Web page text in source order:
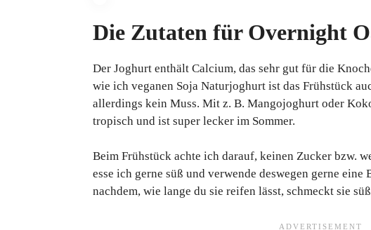
Die Zutaten für Overnight
Der Joghurt enthält Calcium, das sehr gut für die
wie ich veganen Soja Naturjoghurt ist das Frühstück
allerdings kein Muss. Mit z. B. Mangojoghurt oder
tropisch und ist super lecker im Sommer.
Beim Frühstück achte ich darauf, keinen Zucker bzw.
esse ich gerne süß und verwende deswegen gerne eine
nachdem, wie lange du sie reifen lässt, schmeckt sie